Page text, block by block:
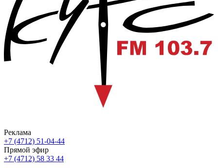
Реклама
+7 (4712) 51-04-44
Прямой эфир
+7 (4712) 58 33 44